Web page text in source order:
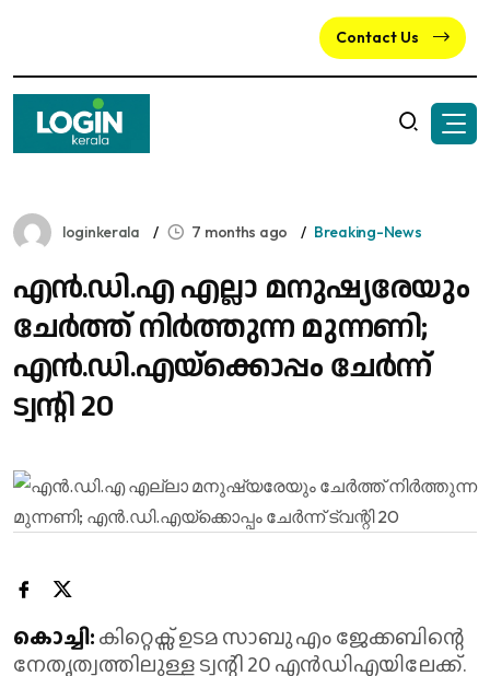
Contact Us
loginkerala 7 months ago Breaking-News
എൻ.ഡി.എ എല്ലാ മനുഷ്യരേയും
ചേർത്ത് നിർത്തുന്ന മുന്നണി;
എൻ.ഡി.എയ്ക്കൊപ്പം ചേർന്ന്
ട്വന്റി 20
കൊച്ചി:കിറ്റെക്സ് ഉടമ സാബു എം ജേക്കബിന്റെ
നേതൃത്വത്തിലുള്ള ട്വന്റി 20 എൻഡിഎയിലേക്ക്.